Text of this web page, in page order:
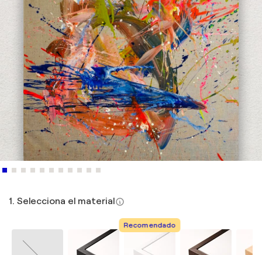
1. Selecciona el material
Recomendado